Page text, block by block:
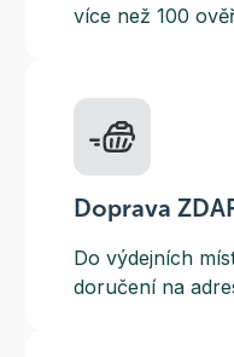
více než 100
Doprava
Do výdejních
doručení na